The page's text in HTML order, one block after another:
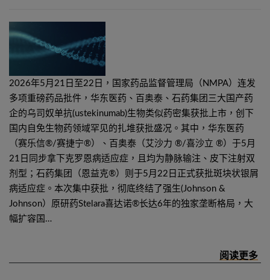
2026年5月21日至22日，国家药品监督管理局（NMPA）连发
多项重磅药品批件，华东医药、百奥泰、石药集团三大国产药
企的乌司奴单抗(ustekinumab)生物类似药密集获批上市，创下
国内自免生物药领域罕见的扎堆获批盛况。其中，华东医药
（赛乐信®/赛捷宁®）、百奥泰（艾沙力 ®/喜沙立 ®）于5月
21日同步拿下克罗恩病适应症，且均为静脉输注、皮下注射双
剂型；石药集团（恩益克®）则于5月22日正式获批斑块状银屑
病适应症。本次集中获批，彻底终结了强生(Johnson &
Johnson）原研药Stelara喜达诺®长达6年的独家垄断格局，大
幅扩容国…